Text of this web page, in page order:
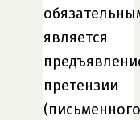
является
претензии
(письменного